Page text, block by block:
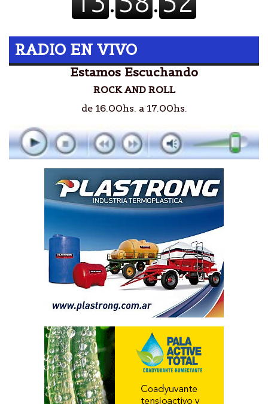
RADIO EN VIVO
Estamos Escuchando
ROCK AND ROLL
de 16.00hs. a 17.00hs.